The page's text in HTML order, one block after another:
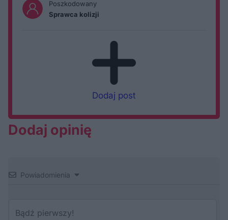
Poszkodowany
Sprawca kolizji
Dodaj post
Dodaj opinię
Powiadomienia